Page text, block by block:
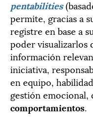
pentabilities
permite, gracias a
registre en base a
poder visualizarlos
información
iniciativa,
en equipo,
gestión emocional,
comportamientos.